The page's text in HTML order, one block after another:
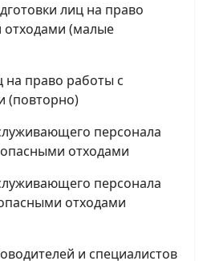
лиц на право
(малые
право работы с
(повторно)
персонала
отходами
персонала
отходами
и специалистов